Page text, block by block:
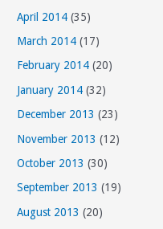
April 2014 (35)
March 2014 (17)
February 2014 (20)
January 2014 (32)
December 2013 (23)
November 2013 (12)
October 2013 (30)
September 2013 (19)
August 2013 (20)